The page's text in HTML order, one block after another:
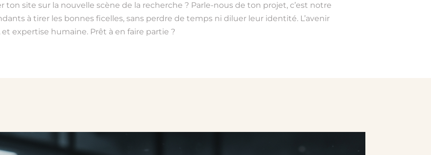
ton site sur la nouvelle scène de la recherche ? Parle-nous de ton projet, c’est notre
à tirer les bonnes ficelles, sans perdre de temps ni diluer leur identité. L’avenir
expertise humaine. Prêt à en faire partie ?